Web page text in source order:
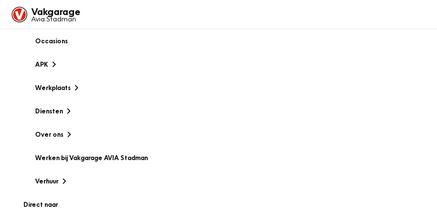
Vakgarage
Avia Stadman
Occasions
APK
Werkplaats
Diensten
Over ons
Werken bij Vakgarage AVIA Stadman
Verhuur
Direct naar